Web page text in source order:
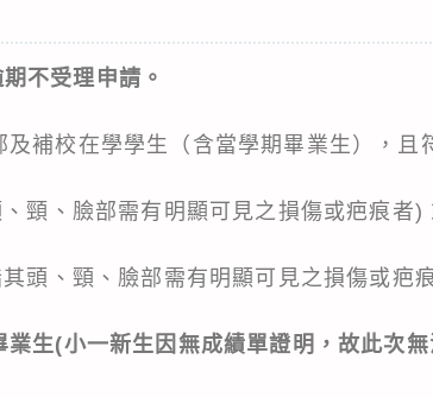
不受理申請。
補校在學學生（含當學期畢業生），且
頸、臉部需有明顯可見之損傷或疤痕者)
頭、頸、臉部需有明顯可見之損傷或疤
生(小一新生因無成績單證明，故此次無